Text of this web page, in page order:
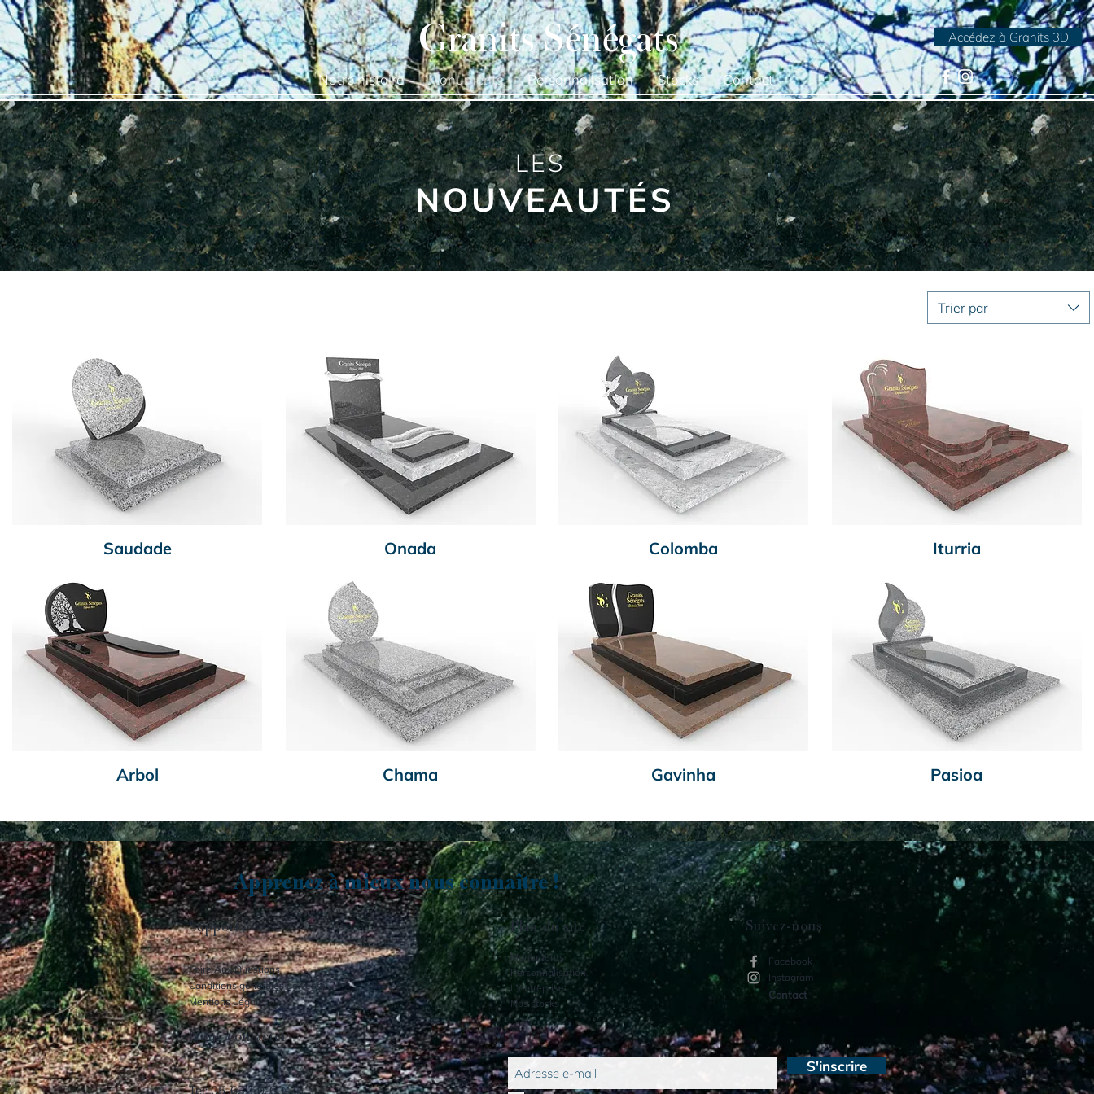
Accédez à Granits 3D
Granits Sénégats
Notre histoire Monuments Personnalisation Stocks Contact
NOUVEAUTÉS
LES
Trier par
Saudade Onada Colomba Iturria
Arbol Chama Gavinha Pasioa
Apprenez à mieux nous connaître !
Support Plan du site Suivez-nous
Foire Aux Questions
Conditions générales de vente
Mentions Légales
Nous contacter
Tel: 05-63-50-60-25
Monuments
Personnalisation
L'entreprise
Nos stocks
Facebook
Instagram
Contact
S'inscrire